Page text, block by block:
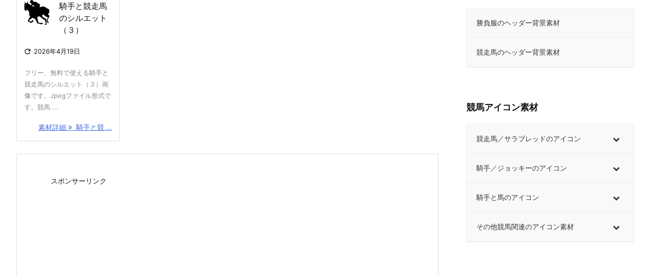
騎手と競走馬
のシルエット
（３）
 2026年4月19日
フリー、無料で使える騎手と
競走馬のシルエット（３）画
像です。Jpegファイル形式で
す。競馬 ...
素材詳細 騎手と競 ...
スポンサーリンク
勝負服のヘッダー背景素材
競走馬のヘッダー背景素材
競馬アイコン素材
競走馬／サラブレッドのアイコン
騎手／ジョッキーのアイコン
騎手と馬のアイコン
その他競馬関連のアイコン素材